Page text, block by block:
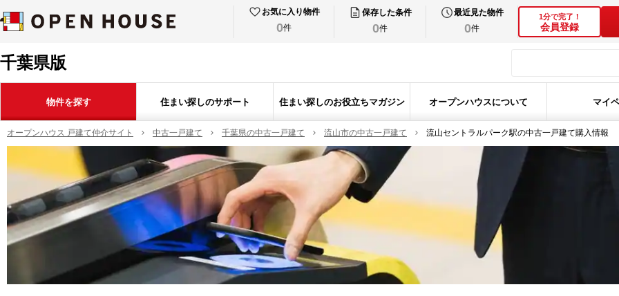
お気に入り物件
0件
保存した条件
0件
最近見た物件
0件
1分で完了！
会員登録
千葉県版
物件を探す 住まい探しのサポート 住まい探しのお役立ちマガジン オープンハウスについて マイ
オープンハウス 戸建て仲介サイト 中古一戸建て 千葉県の中古一戸建て 流山市の中古一戸建て 流山セントラルパーク駅の中古一戸建て購入情報